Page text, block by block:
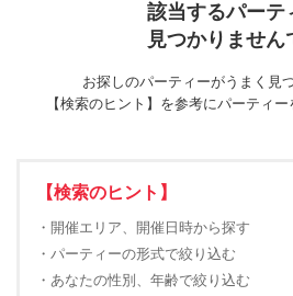
該当するパーテ
見つかりません
お探しのパーティーがうまく見
【検索のヒント】を参考にパーティー
【検索のヒント】
・開催エリア、開催日時から探す
・パーティーの形式で絞り込む
・あなたの性別、年齢で絞り込む